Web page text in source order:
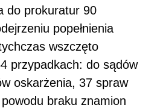
do prokuratur 90
popełnienia
wszczęto
przypadkach: do sądów
oskarżenia, 37 spraw
braku znamion